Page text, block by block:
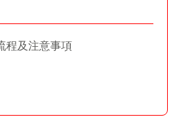
程及注意事項